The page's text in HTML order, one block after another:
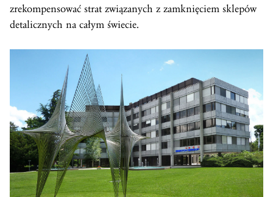
zrekompensować strat związanych z zamknięciem sklepów
detalicznych na całym świecie.